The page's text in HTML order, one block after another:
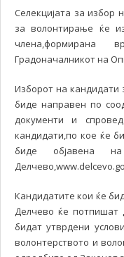
Селекцијата за избор
за волонтирање ќе
Градоначалникот на
Изборот на
биде направен по
документи и
кандидати,по кое ќе
биде објавена
Кандидатите кои ќе
Делчево ќе потпишат
бидат утврдени
волонтерството и